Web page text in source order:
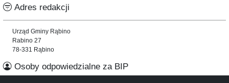
Adres redakcji
Urząd Gminy Rąbino
Rabino 27
78-331 Rąbino
Osoby odpowiedzialne za BIP